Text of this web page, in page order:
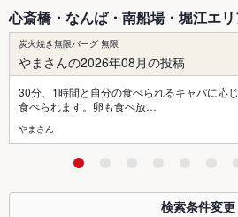
心斎橋・なんば・南船場・堀江エ
炭火焼き無限バーグ 無限
やまさんの2026年08月の投稿
30分、1時間と自分の食べられるキャパに応
食べられます。卵も食べ放…
やまさん
検索条件変更